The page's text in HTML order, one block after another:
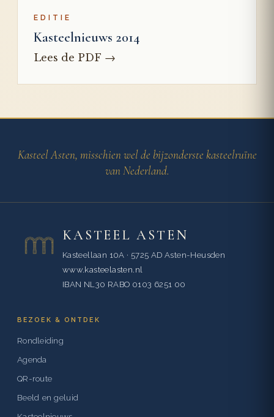
EDITIE
Kasteelnieuws 2014
Lees de PDF →
Kasteel Asten, misschien wel de bijzonderste kasteelruïne
van Nederland.
KASTEEL ASTEN
Kasteellaan 10A · 5725 AD Asten-Heusden
www.kasteelasten.nl
IBAN NL30 RABO 0103 6251 00
BEZOEK & ONTDEK
Rondleiding
Agenda
QR-route
Beeld en geluid